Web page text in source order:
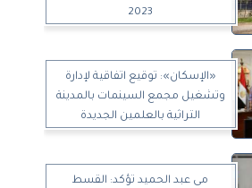
2023
«الإسكان»: توقيع اتفاقية لإدارة
وتشغيل مجمع السينمات بالمدينة
التراثية بالعلمين الجديدة
مى عبد الحميد تؤكد: القسط